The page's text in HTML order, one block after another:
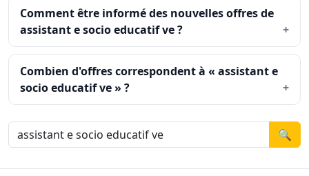
Comment être informé des nouvelles offres de
assistant e socio educatif ve ?
Combien d'offres correspondent à « assistant e
socio educatif ve » ?
🔍